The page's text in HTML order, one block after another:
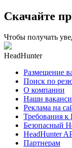
Скачайте
Чтобы получать
HeadHunter
Размещение
Поиск по
О компании
Наши
Реклама на
Требования
Безопасный
HeadHunter
Партнерам